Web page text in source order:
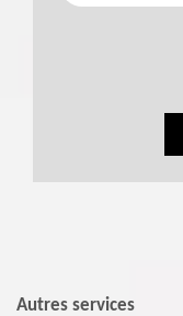
Autres services